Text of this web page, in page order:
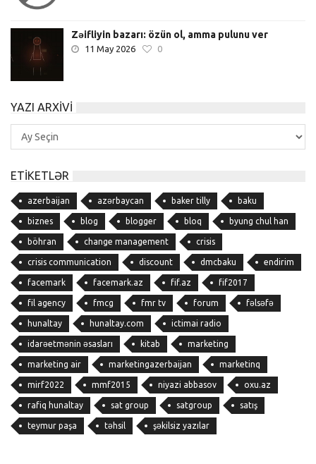
Zəifliyin bazarı: özün ol, amma pulunu ver
11 May 2026 0
YAZI ARXIVI
Yazı
Arxivi
ETIKETLƏR
azerbaijan azərbaycan baker tilly baku
biznes blog blogger bloq byung chul han
böhran change management crisis
crisis communication discount dmcbaku endirim
facemark facemark.az fif.az fif2017
fil agency fmcg fmr tv forum fəlsəfə
hunaltay hunaltay.com ictimai radio
idarəetmənin əsasları kitab marketing
marketing air marketingazerbaijan marketinq
mirf2022 mmf2015 niyazi abbasov oxu.az
rafiq hunaltay sat group satgroup satış
teymur paşa təhsil şəkilsiz yazılar